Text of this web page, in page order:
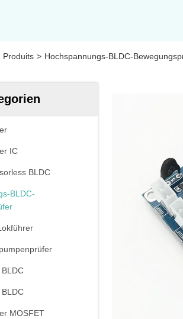
Produits > Hochspannungs-BLDC-
IC
BLDC
BLDC-
MOSFET